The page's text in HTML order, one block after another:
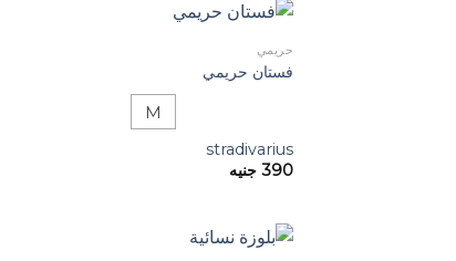
حريمي
فستان حريمي
M
stradivarius
390 جنيه